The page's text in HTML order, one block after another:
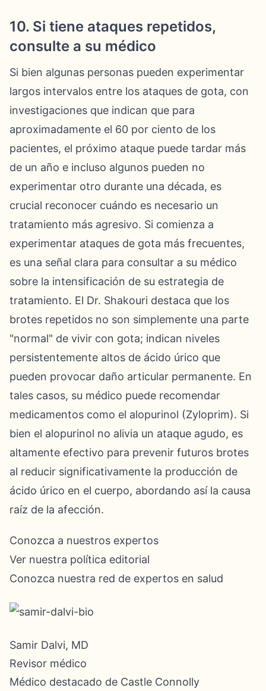
10. Si tiene ataques repetidos,
consulte a su médico
Si bien algunas personas pueden experimentar
largos intervalos entre los ataques de gota, con
investigaciones que indican que para
aproximadamente el 60 por ciento de los
pacientes, el próximo ataque puede tardar más
de un año e incluso algunos pueden no
experimentar otro durante una década, es
crucial reconocer cuándo es necesario un
tratamiento más agresivo. Si comienza a
experimentar ataques de gota más frecuentes,
es una señal clara para consultar a su médico
sobre la intensificación de su estrategia de
tratamiento. El Dr. Shakouri destaca que los
brotes repetidos no son simplemente una parte
"normal" de vivir con gota; indican niveles
persistentemente altos de ácido úrico que
pueden provocar daño articular permanente. En
tales casos, su médico puede recomendar
medicamentos como el alopurinol (Zyloprim). Si
bien el alopurinol no alivia un ataque agudo, es
altamente efectivo para prevenir futuros brotes
al reducir significativamente la producción de
ácido úrico en el cuerpo, abordando así la causa
raíz de la afección.
Conozca a nuestros expertos
Ver nuestra política editorial
Conozca nuestra red de expertos en salud
Samir Dalvi, MD
Revisor médico
Médico destacado de Castle Connolly